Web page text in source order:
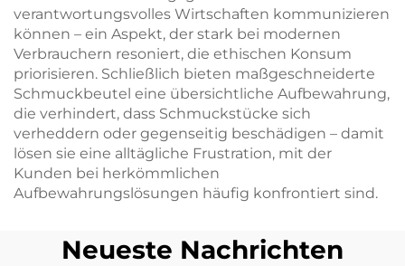
verantwortungsvolles Wirtschaften kommunizieren
können – ein Aspekt, der stark bei modernen
Verbrauchern resoniert, die ethischen Konsum
priorisieren. Schließlich bieten maßgeschneiderte
Schmuckbeutel eine übersichtliche Aufbewahrung,
die verhindert, dass Schmuckstücke sich
verheddern oder gegenseitig beschädigen – damit
lösen sie eine alltägliche Frustration, mit der
Kunden bei herkömmlichen
Aufbewahrungslösungen häufig konfrontiert sind.
Neueste Nachrichten